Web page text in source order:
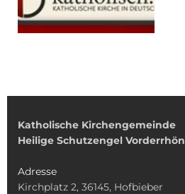
Katholische Kirchengemeinde
Heilige Schutzengel Vorderrhön
Adresse
Kirchplatz 2, 36145, Hofbieber